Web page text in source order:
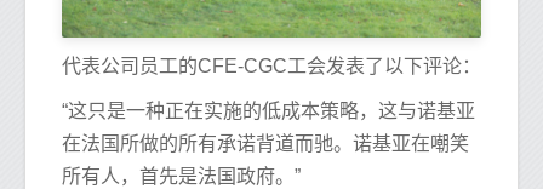
代表公司员工的CFE-CGC工会发表了以下评论：
“这只是一种正在实施的低成本策略，这与诺基亚
在法国所做的所有承诺背道而驰。诺基亚在嘲笑
所有人，首先是法国政府。”